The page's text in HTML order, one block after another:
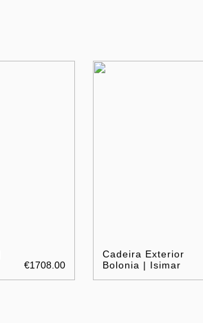
€1708.00
Cadeira Exterior
Bolonia | Isimar